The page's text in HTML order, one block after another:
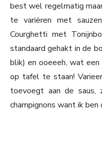
best wel regelmatig
te variëren met
Courghetti met
standaard gehakt in de
blik) en ooeeeh, wat
op tafel te staan!
toevoegt aan de
champignons want ik ben